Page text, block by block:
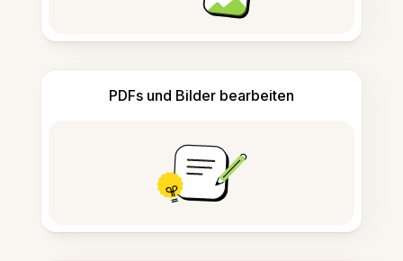
PDFs und Bilder bearbeiten